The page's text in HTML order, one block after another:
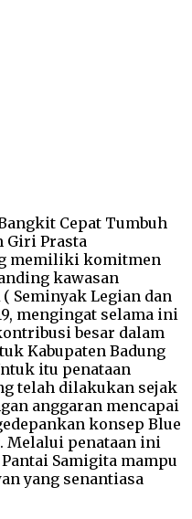
Cepat Tumbuh
Giri Prasta
memiliki komitmen
kawasan
Seminyak Legian dan
mengingat selama ini
besar dalam
Kabupaten Badung
itu penataan
telah dilakukan sejak
anggaran mencapai
konsep Blue
Melalui penataan ini
Samigita mampu
yang senantiasa